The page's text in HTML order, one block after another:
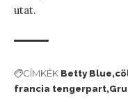
utat.
CÍMKÉK Betty Blue
francia tengerpart